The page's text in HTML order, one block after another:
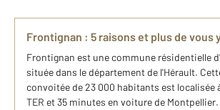
Frontignan : 5 raisons et plus de vous
Frontignan est une commune résidentielle
située dans le département de l'Hérault.
convoitée de 23 000 habitants est localisée
TER et 35 minutes en voiture de